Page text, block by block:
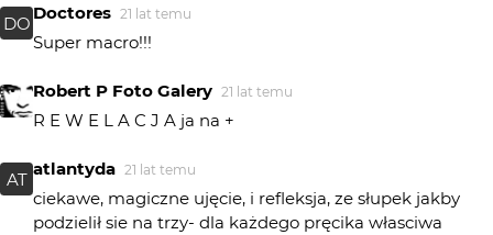
DO
Doctores 21 lat temu
Super macro!!!
Robert P Foto Galery 21 lat temu
R E W E L A C J A ja na +
AT
atlantyda 21 lat temu
ciekawe, magiczne ujęcie, i refleksja, ze słupek jakby
podzielił sie na trzy- dla każdego pręcika własciwa